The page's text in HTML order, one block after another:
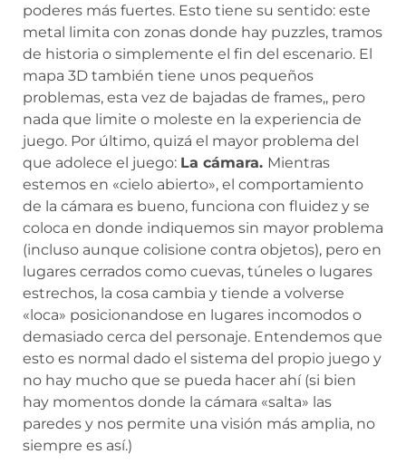
poderes más fuertes. Esto tiene su sentido: este
metal limita con zonas donde hay puzzles, tramos
de historia o simplemente el fin del escenario. El
mapa 3D también tiene unos pequeños
problemas, esta vez de bajadas de frames,, pero
nada que limite o moleste en la experiencia de
juego. Por último, quizá el mayor problema del
que adolece el juego: La cámara. Mientras
estemos en «cielo abierto», el comportamiento
de la cámara es bueno, funciona con fluidez y se
coloca en donde indiquemos sin mayor problema
(incluso aunque colisione contra objetos), pero en
lugares cerrados como cuevas, túneles o lugares
estrechos, la cosa cambia y tiende a volverse
«loca» posicionandose en lugares incomodos o
demasiado cerca del personaje. Entendemos que
esto es normal dado el sistema del propio juego y
no hay mucho que se pueda hacer ahí (si bien
hay momentos donde la cámara «salta» las
paredes y nos permite una visión más amplia, no
siempre es así.)